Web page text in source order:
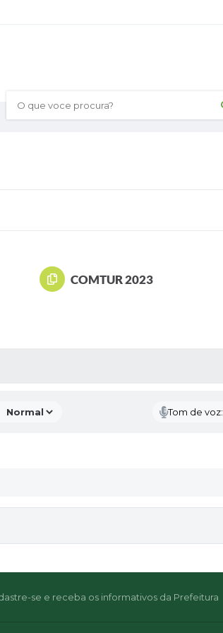
O que voce procura?
COMTUR 2023
Tom de voz:
se e receba os informativos da Prefeitura